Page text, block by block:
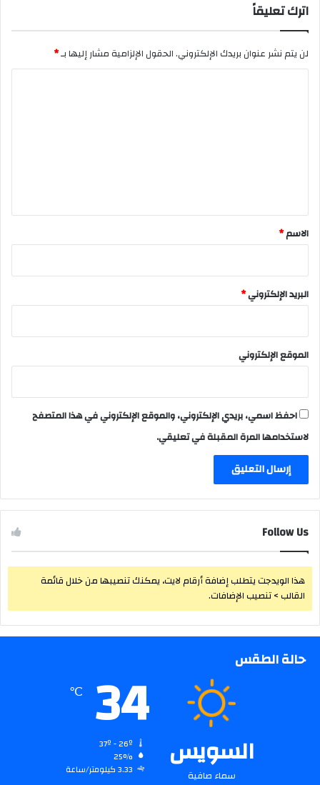
اترك تعليقاً
لن يتم نشر عنوان بريدك الإلكتروني.الحقول الإلزامية مشار إليها بـ*
*
الاسم*
البريد الإلكتروني*
الموقع الإلكتروني
احفظ اسمي، بريدي الإلكتروني، والموقع الإلكتروني في هذا المتصفح
لاستخدامها المرة المقبلة في تعليقي.
Follow Us
هذا الويدجت يتطلب إضافة أرقام لايت، يمكنك تنصيبها من خلال قائمة
القالب > تنصيب الإضافات.
حالة الطقس
السويس
سماء صافية
34
℃
25%
3.33 كيلومتر/ساعة